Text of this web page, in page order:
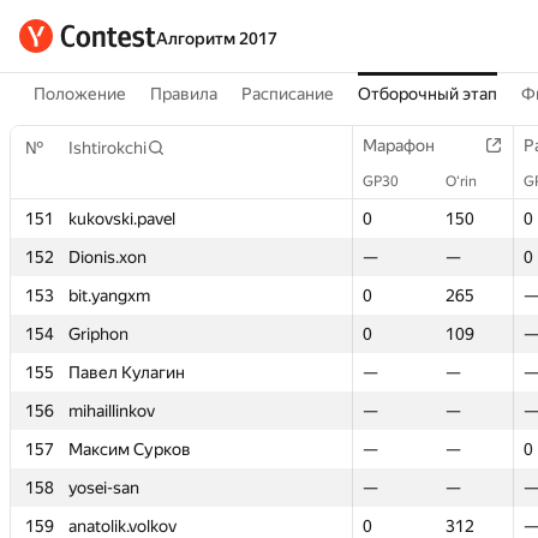
Алгоритм 2017
Положение Правила Расписание Отборочный этап
№ Ishtirokchi Марафон
GP30 O‘rin
151 kukovski.pavel 0 150
0
152
Dionis.xon — —
0
153
bit.yangxm 0 265
—
154
Griphon 0 109
—
155
Павел Кулагин — —
—
156
mihaillinkov — —
—
157
Максим Сурков — —
0
158
yosei-san — —
—
159
anatolik.volkov 0 312
—
№ Ishtirokchi Марафон
GP30 O‘rin
151 kukovski.pavel 0 150
0
152
Dionis.xon — —
0
153
bit.yangxm 0 265
—
154
Griphon 0 109
—
155
Павел Кулагин — —
—
156
mihaillinkov — —
—
157
Максим Сурков — —
0
158
yosei-san — —
—
159
anatolik.volkov 0 312
—